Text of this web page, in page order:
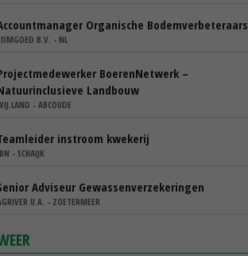
Organische Bodemverbeteraars
B.V. - NL
BoerenNetwerk –
Landbouw
- ABCOUDE
instroom kwekerij
- SCHAIJK
Adviseur Gewassenverzekeringen
U.A. - ZOETERMEER